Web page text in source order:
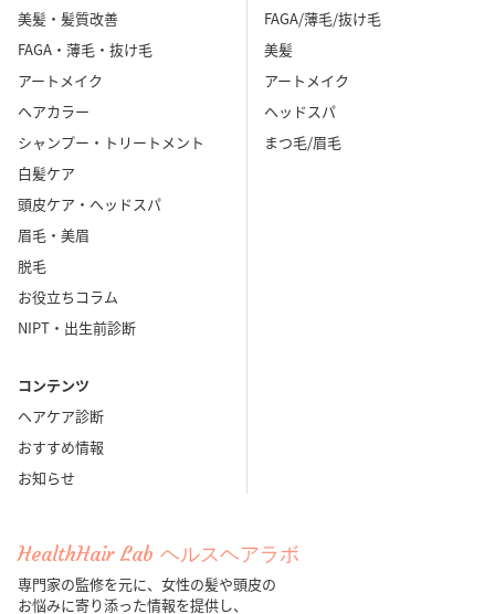
美髪・髪質改善
FAGA・薄毛・抜け毛
アートメイク
ヘアカラー
シャンプー・トリートメント
白髪ケア
頭皮ケア・ヘッドスパ
眉毛・美眉
脱毛
お役立ちコラム
NIPT・出生前診断
コンテンツ
ヘアケア診断
おすすめ情報
お知らせ
FAGA/薄毛/抜け毛
美髪
アートメイク
ヘッドスパ
まつ毛/眉毛
HealthHair Lab ヘルスヘアラボ
専門家の監修を元に、女性の髪や頭皮の
お悩みに寄り添った情報を提供し、